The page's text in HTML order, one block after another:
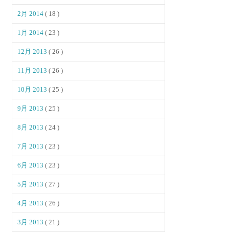
2月 2014( 18 )
1月 2014( 23 )
12月 2013( 26 )
11月 2013( 26 )
10月 2013( 25 )
9月 2013( 25 )
8月 2013( 24 )
7月 2013( 23 )
6月 2013( 23 )
5月 2013( 27 )
4月 2013( 26 )
3月 2013( 21 )